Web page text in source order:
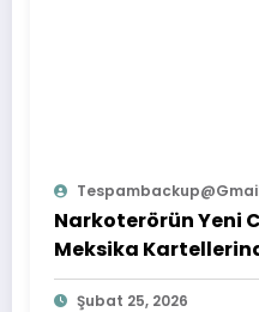
Narkoterörün Yeni
Meksika
Çıkarılan Dersler
Şubat 25, 2026